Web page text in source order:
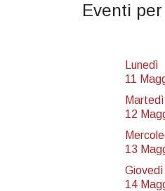
Eventi
Lunedì
11
Martedì
12
13
Giovedì
14